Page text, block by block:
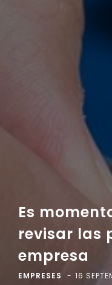
Es
revisar las
empresa
EMPRESES 16